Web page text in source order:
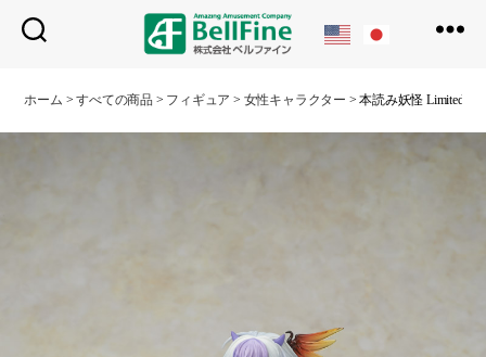
フ
イ
ホーム >すべての商品 > フィギュア > 女性キャラクター >本読み妖怪 Limited